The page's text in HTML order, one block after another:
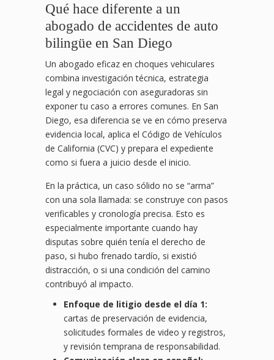
Qué hace diferente a un
abogado de accidentes de auto
bilingüe en San Diego
Un abogado eficaz en choques vehiculares
combina investigación técnica, estrategia
legal y negociación con aseguradoras sin
exponer tu caso a errores comunes. En San
Diego, esa diferencia se ve en cómo preserva
evidencia local, aplica el Código de Vehículos
de California (CVC) y prepara el expediente
como si fuera a juicio desde el inicio.
En la práctica, un caso sólido no se “arma”
con una sola llamada: se construye con pasos
verificables y cronología precisa. Esto es
especialmente importante cuando hay
disputas sobre quién tenía el derecho de
paso, si hubo frenado tardío, si existió
distracción, o si una condición del camino
contribuyó al impacto.
Enfoque de litigio desde el día 1:
cartas de preservación de evidencia,
solicitudes formales de video y registros,
y revisión temprana de responsabilidad.